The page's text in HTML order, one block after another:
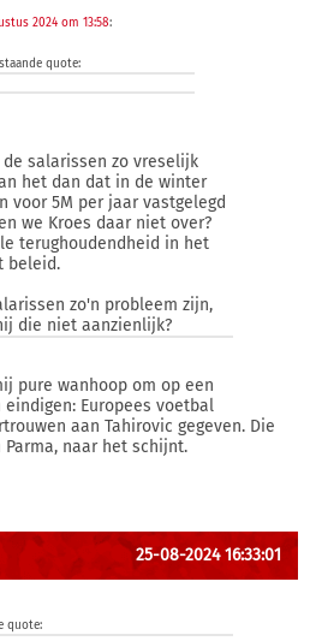
2024 om 13:58:
quote:
salarissen zo vreselijk
het dan dat in de winter
voor 5M per jaar vastgelegd
we Kroes daar niet over?
terughoudendheid in het
beleid.
zo'n probleem zijn,
die niet aanzienlijk?
pure wanhoop om op een
Europees voetbal
aan Tahirovic gegeven. Die
naar het schijnt.
25-08-2024 16:33:01
quote: